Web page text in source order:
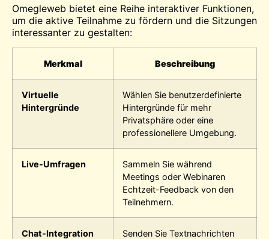
Omegleweb bietet eine Reihe interaktiver Funktionen,
um die aktive Teilnahme zu fördern und die Sitzungen
interessanter zu gestalten:
Merkmal Beschreibung
Virtuelle
Hintergründe
Wählen Sie benutzerdefinierte
Hintergründe für mehr
Privatsphäre oder eine
professionellere Umgebung.
Live-Umfragen
Sammeln Sie während
Meetings oder Webinaren
Echtzeit-Feedback von den
Teilnehmern.
Chat-Integration
Senden Sie Textnachrichten